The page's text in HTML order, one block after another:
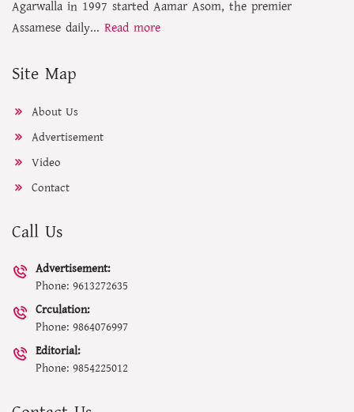
Agarwalla in 1997 started Aamar Asom, the premier
Assamese daily... Read more
Site Map
About Us
Advertisement
Video
Contact
Call Us
Advertisement:
Phone: 9613272635
Crculation:
Phone: 9864076997
Editorial:
Phone: 9854225012